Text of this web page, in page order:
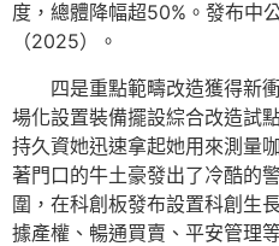
度，總體降幅超50%。發布中
（2025）。
四是重點範疇改造獲得新
場化設置裝備擺設綜合改造試
持久資她迅速拿起她用來測量
著門口的牛土豪發出了冷酷的
圍，在科創板發布設置科創生
據產權、暢通買賣、平安管理